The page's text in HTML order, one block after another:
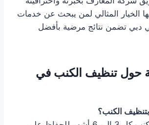
الخيار المثالي لمن يبحث عن خدمات
دبي تضمن نتائج مرضية بأفضل
حول تنظيف الكنب في